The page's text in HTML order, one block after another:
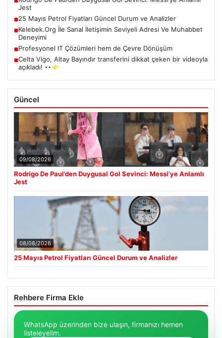
Jest
■25 Mayıs Petrol Fiyatları Güncel Durum ve Analizler
■Kelebek.Org İle Sanal İletişimin Seviyeli Adresi Ve Muhabbet
Deneyimi
■Profesyonel IT Çözümleri hem de Çevre Dönüşüm
■Celta Vigo, Altay Bayındır transferini dikkat çeken bir videoyla
açıkladı!
Güncel
09/08/2026
Rodrigo De Paul’den Duygusal Gol Sevinci: Messi’ye Anlamlı
Jest
08/08/2026
25 Mayıs Petrol Fiyatları Güncel Durum ve Analizler
Rehbere Firma Ekle
WhatsApp üzerinden bize ulaşın, firmanızı hemen
listeleyelim.